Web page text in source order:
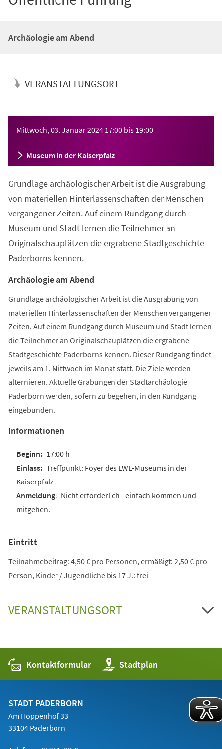
Archäologie am Abend
VERANSTALTUNGSORT
Mittwoch, 03. Januar 2024 17:00 bis 19:00
Museum in der Kaiserpfalz
Grundlage archäologischer Arbeit ist die Ausgrabung
von materiellen Hinterlassenschaften der Menschen
vergangener Zeiten. Auf einem Rundgang durch
Museum und Stadt lernen die Teilnehmer an
Originalschauplätzen die ergrabene Stadtgeschichte
Paderborns kennen.
Archäologie am Abend
Grundlage archäologischer Arbeit ist die Ausgrabung von
materiellen Hinterlassenschaften der Menschen vergangener
Zeiten. Auf einem Rundgang durch Museum und Stadt lernen
die Teilnehmer an Originalschauplätzen die ergrabene
Stadtgeschichte Paderborns kennen. Dieser Rundgang findet
jeweils am 1. Mittwoch im Monat statt. Die Ziele werden
alternieren. Aktuelle Grabungen der Stadtarchäologie
Paderborn werden, sofern zu begehen, in den Rundgang
eingebunden.
Informationen
17:00 h
Treffpunkt: Foyer des LWL-Museums in der
Kaiserpfalz
Nicht erforderlich - einfach kommen und
mitgehen.
Eintritt
Teilnahmebeitrag: 4,50 € pro Personen, ermäßigt: 2,50 € pro
Person, Kinder / Jugendliche bis 17 J.: frei
VERANSTALTUNGSORT
Kontaktformular Stadtplan
(Öffnet
in
einem
STADT PADERBORN
Am Hoppenhof 33
33104 Paderborn